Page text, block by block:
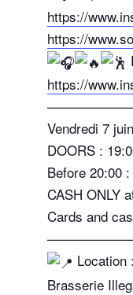
https://
https://
https://
Vendredi 7 juin
DOORS :
Before 20:00
CASH ONLY
Cards and
Location :
Brasserie